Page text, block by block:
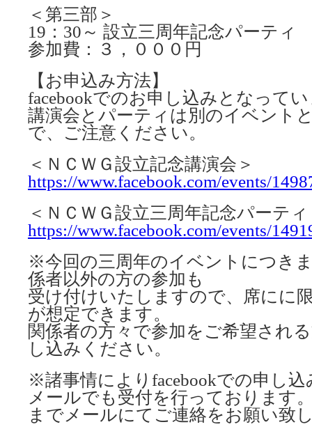
＜第三部＞
19：30～ 設立三周年記念パーティ
参加費：３，０００円
【お申込み方法】
facebookでのお申し込みとなって
講演会とパーティは別のイベント
で、ご注意ください。
＜ＮＣＷＧ設立記念講演会＞
https://www.facebook.com/events/
＜ＮＣＷＧ設立三周年記念パーテ
https://www.facebook.com/events/
※今回の三周年のイベントにつき
係者以外の方の参加も
受け付けいたしますので、席にに
が想定できます。
関係者の方々で参加をご希望され
し込みください。
※諸事情によりfacebookでの申し
メールでも受付を行っております
までメールにてご連絡をお願い致